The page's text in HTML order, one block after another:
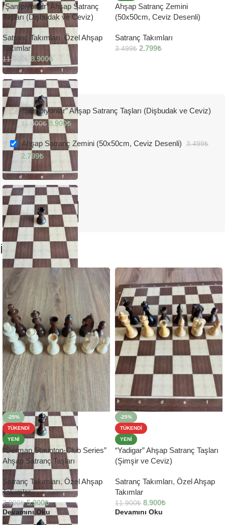
“Şampiyonlar” Ahşap Satranç
Taşları (Dişbudak ve Ceviz)
Satranç Takımları, Özel Ahşap
Takımlar
11.900₺ 8.900₺
Ahşap Satranç Zemini
(50x50cm, Ceviz Desenli)
Satranç Takımları
3.499₺ 2.799₺
“Şampiyonlar” Ahşap Satranç Taşları (Dişbudak ve Ceviz)
11.900₺ 8.900₺
Ahşap Satranç Zemini (50x50cm, Ceviz Desenli) 3.499₺
2.799₺
15.399₺ 11.699₺
2 öğeleri için
SEPETE EKLE
İlgili ürünler
-25%
TÜKENDI
YENI
“German Staunton-Club Series”
Ahşap Satranç Taşları
Satranç Takımları, Özel Ahşap
Takımlar
7.900₺ 5.900₺
Devamını Oku
-25%
TÜKENDI
YENI
“Yadigar” Ahşap Satranç Taşları
(Şimşir ve Ceviz)
Satranç Takımları, Özel Ahşap
Takımlar
11.900₺ 8.900₺
Devamını Oku